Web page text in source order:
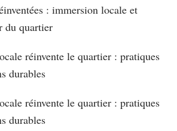
: immersion locale et
du quartier
réinvente le quartier : pratiques
durables
réinvente le quartier : pratiques
durables